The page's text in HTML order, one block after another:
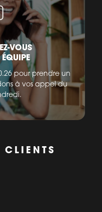
VOUS
pour prendre un
à vos appel du